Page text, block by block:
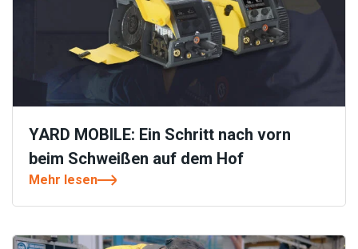
YARD MOBILE: Ein Schritt nach vorn
beim Schweißen auf dem Hof
Mehr lesen